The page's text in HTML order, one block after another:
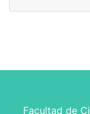
Facultad de